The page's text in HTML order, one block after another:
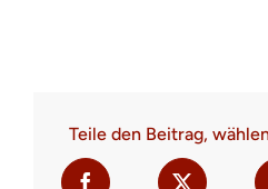
Teile den Beitrag,